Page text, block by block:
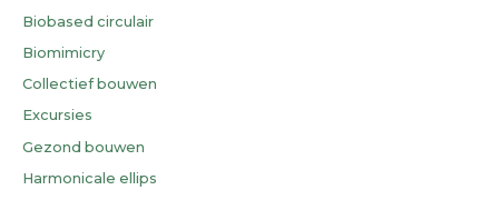
Biobased circulair
Biomimicry
Collectief bouwen
Excursies
Gezond bouwen
Harmonicale ellips